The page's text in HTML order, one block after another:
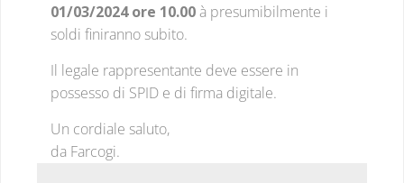
01/03/2024 ore 10.00à presumibilmente i
soldi finiranno subito.
Il legale rappresentante deve essere in
possesso di SPID e di firma digitale.
Un cordiale saluto,
da Farcogi.